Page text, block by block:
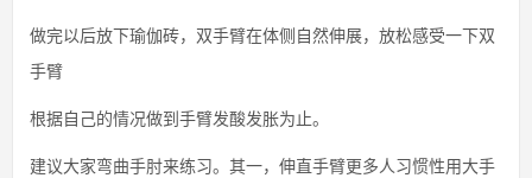
做完以后放下瑜伽砖，双手臂在体侧自然伸展，放松感受一下双
手臂
根据自己的情况做到手臂发酸发胀为止。
建议大家弯曲手肘来练习。其一，伸直手臂更多人习惯性用大手